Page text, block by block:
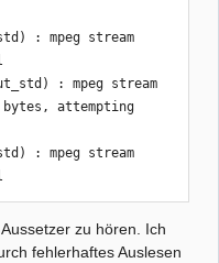
: mpeg stream
: mpeg stream
attempting
: mpeg stream
zu hören. Ich
fehlerhaftes Auslesen